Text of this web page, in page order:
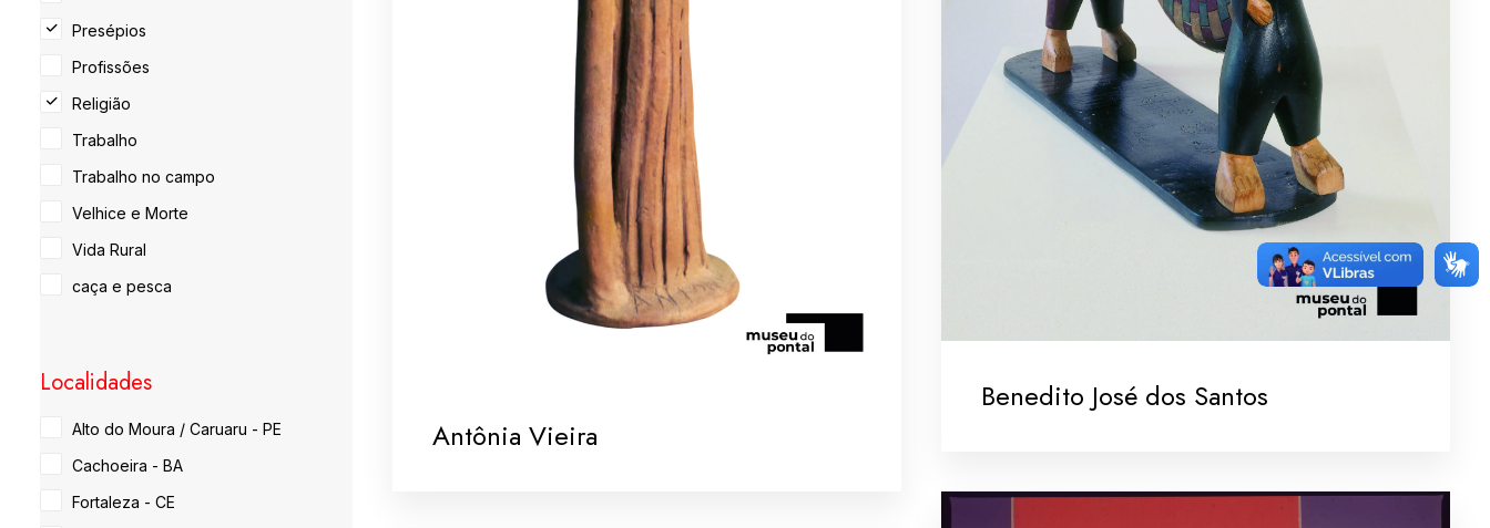
Presépios
Profissões
Religião
Trabalho
Trabalho no campo
Velhice e Morte
Vida Rural
caça e pesca
Localidades
Alto do Moura / Caruaru - PE
Cachoeira - BA
Fortaleza - CE
Antônia Vieira
Benedito José dos Santos